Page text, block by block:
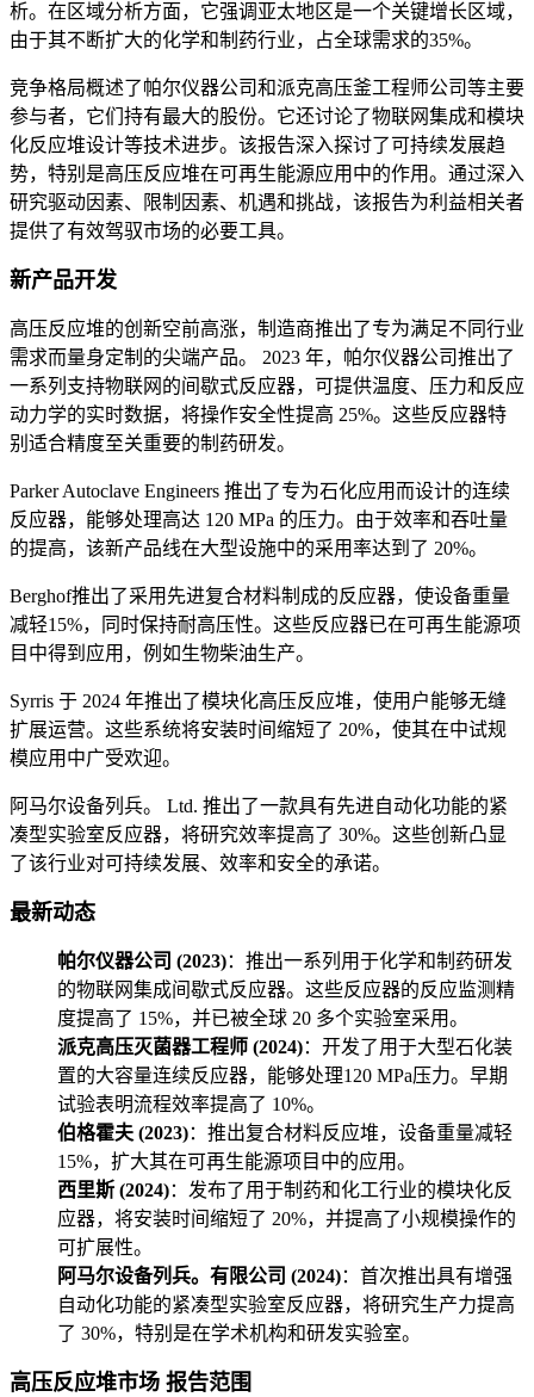
析。在区域分析方面，它强调亚太地区是一个关键增长区域，
由于其不断扩大的化学和制药行业，占全球需求的35%。
竞争格局概述了帕尔仪器公司和派克高压釜工程师公司等主要
参与者，它们持有最大的股份。它还讨论了物联网集成和模块
化反应堆设计等技术进步。该报告深入探讨了可持续发展趋
势，特别是高压反应堆在可再生能源应用中的作用。通过深入
研究驱动因素、限制因素、机遇和挑战，该报告为利益相关者
提供了有效驾驭市场的必要工具。
新产品开发
高压反应堆的创新空前高涨，制造商推出了专为满足不同行业
需求而量身定制的尖端产品。 2023 年，帕尔仪器公司推出了
一系列支持物联网的间歇式反应器，可提供温度、压力和反应
动力学的实时数据，将操作安全性提高 25%。这些反应器特
别适合精度至关重要的制药研发。
Parker Autoclave Engineers 推出了专为石化应用而设计的连续
反应器，能够处理高达 120 MPa 的压力。由于效率和吞吐量
的提高，该新产品线在大型设施中的采用率达到了 20%。
Berghof推出了采用先进复合材料制成的反应器，使设备重量
减轻15%，同时保持耐高压性。这些反应器已在可再生能源项
目中得到应用，例如生物柴油生产。
Syrris 于 2024 年推出了模块化高压反应堆，使用户能够无缝
扩展运营。这些系统将安装时间缩短了 20%，使其在中试规
模应用中广受欢迎。
阿马尔设备列兵。 Ltd. 推出了一款具有先进自动化功能的紧
凑型实验室反应器，将研究效率提高了 30%。这些创新凸显
了该行业对可持续发展、效率和安全的承诺。
最新动态
帕尔仪器公司 (2023)：推出一系列用于化学和制药研发
的物联网集成间歇式反应器。这些反应器的反应监测精
度提高了 15%，并已被全球 20 多个实验室采用。
派克高压灭菌器工程师 (2024)：开发了用于大型石化装
置的大容量连续反应器，能够处理120 MPa压力。早期
试验表明流程效率提高了 10%。
伯格霍夫 (2023)：推出复合材料反应堆，设备重量减轻
15%，扩大其在可再生能源项目中的应用。
西里斯 (2024)：发布了用于制药和化工行业的模块化反
应器，将安装时间缩短了 20%，并提高了小规模操作的
可扩展性。
阿马尔设备列兵。有限公司 (2024)：首次推出具有增强
自动化功能的紧凑型实验室反应器，将研究生产力提高
了 30%，特别是在学术机构和研发实验室。
高压反应堆市场 报告范围